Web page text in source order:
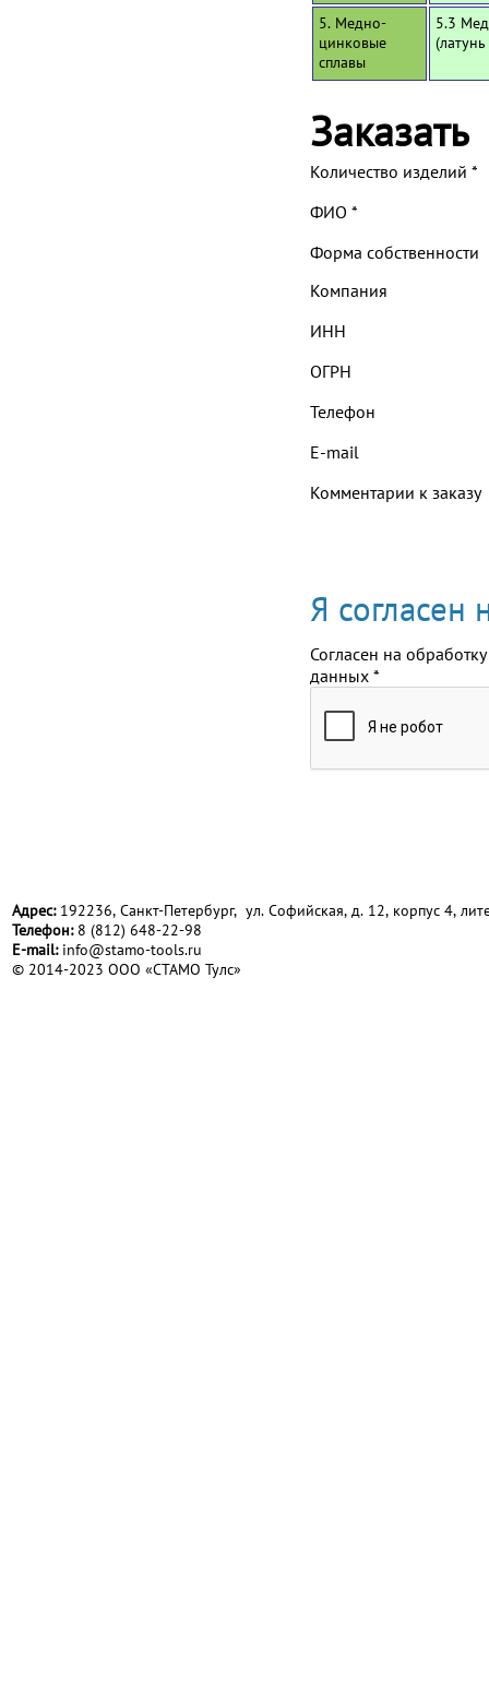
5. Медно-
цинковые
сплавы
5.3
Заказать
Количество изделий *
ФИО *
Форма собственности
Компания
ИНН
ОГРН
Телефон
E-mail
Комментарии к заказу
Я согласен
Согласен на обработку
данных *
Адрес:192236, Санкт-Петербург, ул. Софийская, д. 12, корпус 4,
Телефон:8 (812) 648-22-98
Е-mail: info@stamo-tools.ru
© 2014-2023 ООО «СТАМО Тулс»